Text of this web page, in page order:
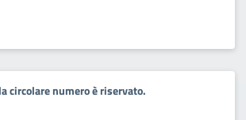
circolare numero è riservato.